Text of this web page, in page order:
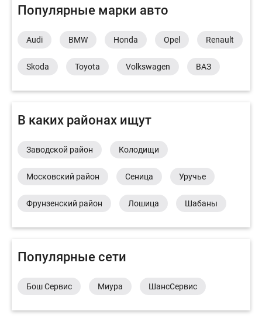
Популярные марки авто
Audi BMW Honda Opel Renault
Skoda Toyota Volkswagen ВАЗ
В каких районах ищут
Заводской район Колодищи
Московский район Сеница Уручье
Фрунзенский район Лошица Шабаны
Популярные сети
Бош Сервис Миура ШансСервис